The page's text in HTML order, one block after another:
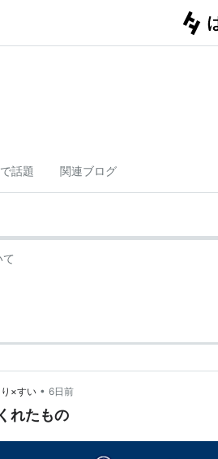
話題 関連ブログ
×すい • 6日前
れたもの